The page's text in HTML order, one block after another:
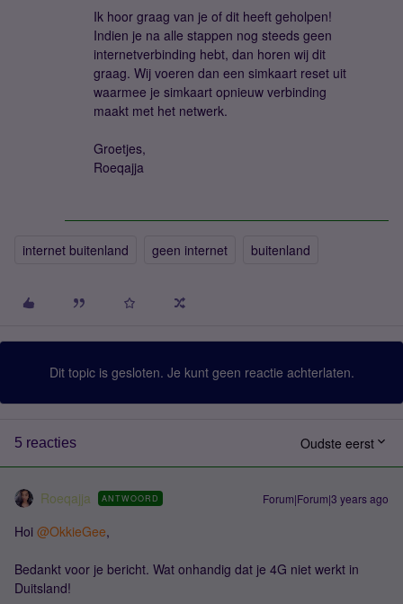
Ik hoor graag van je of dit heeft geholpen!
Indien je na alle stappen nog steeds geen
internetverbinding hebt, dan horen wij dit
graag. Wij voeren dan een simkaart reset uit
waarmee je simkaart opnieuw verbinding
maakt met het netwerk.
Groetjes,
Roeqajja
internet buitenland geen internet buitenland
Dit topic is gesloten. Je kunt geen reactie achterlaten.
5 reacties Oudste eerst
Roeqajja ANTWOORD Forum|Forum|3 years ago
Hoi @OkkieGee,
Bedankt voor je bericht. Wat onhandig dat je 4G niet werkt in
Duitsland!